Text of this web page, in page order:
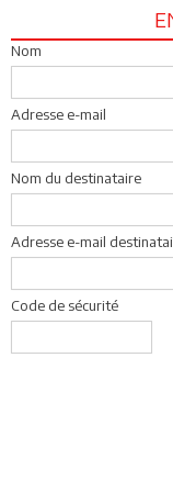
Nom
Adresse e-mail
Nom du destinataire
Adresse e-mail
Code de sécurité